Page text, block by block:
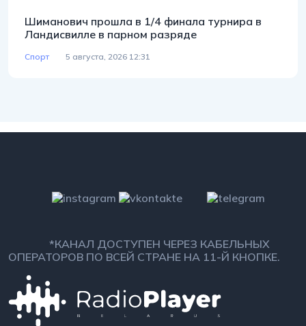
Шиманович прошла в 1/4 финала турнира в
Ландисвилле в парном разряде
Спорт 5 августа, 2026 12:31
*КАНАЛ ДОСТУПЕН ЧЕРЕЗ КАБЕЛЬНЫХ
ОПЕРАТОРОВ ПО ВСЕЙ СТРАНЕ НА 11-Й КНОПКЕ.